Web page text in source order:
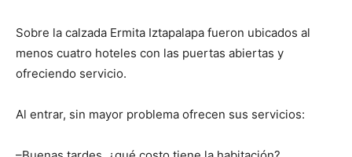
Sobre la calzada Ermita Iztapalapa fueron ubicados al
menos cuatro hoteles con las puertas abiertas y
ofreciendo servicio.
Al entrar, sin mayor problema ofrecen sus servicios: